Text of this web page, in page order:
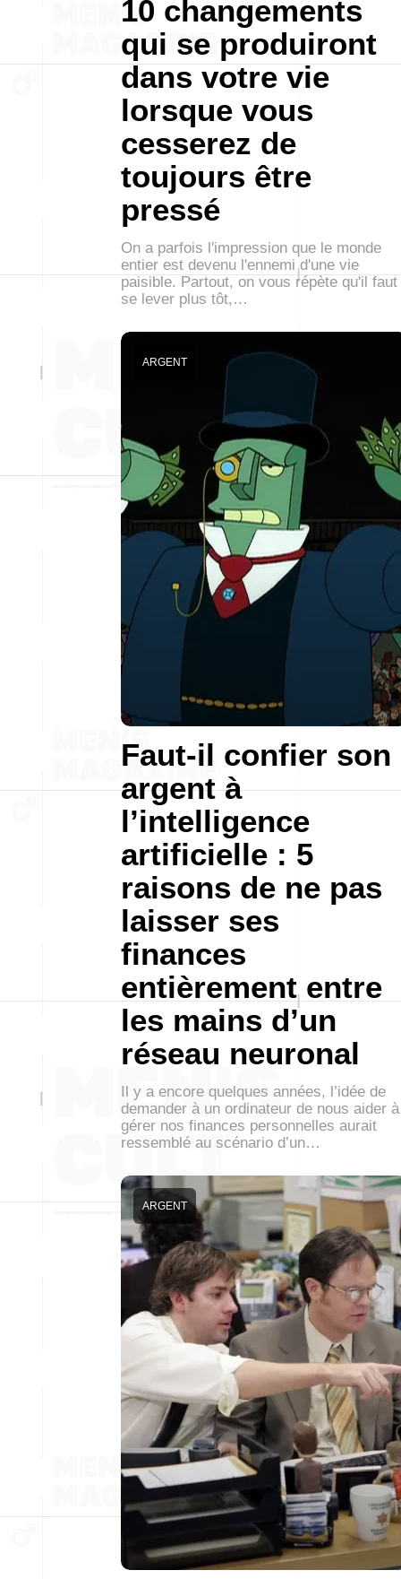
10 changements
qui se produiront
dans votre vie
lorsque vous
cesserez de
toujours être
pressé
On a parfois l'impression que le monde
entier est devenu l'ennemi d'une vie
paisible. Partout, on vous répète qu'il faut
se lever plus tôt,…
Faut-il confier son
argent à
l’intelligence
artificielle : 5
raisons de ne pas
laisser ses
finances
entièrement entre
les mains d’un
réseau neuronal
ARGENT
Il y a encore quelques années, l’idée de
demander à un ordinateur de nous aider à
gérer nos finances personnelles aurait
ressemblé au scénario d’un…
ARGENT